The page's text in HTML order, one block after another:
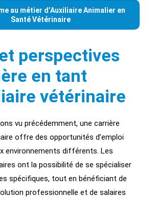
au métier d’Auxiliaire Animalier en
Santé Vétérinaire
perspectives
en tant
vétérinaire
vu précédemment, une carrière
offre des opportunités d’emploi
environnements différents. Les
ont la possibilité de se spécialiser
spécifiques, tout en bénéficiant de
professionnelle et de salaires